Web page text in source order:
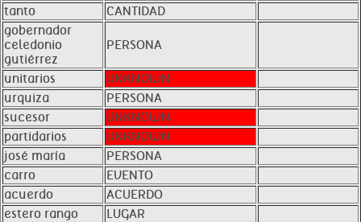
tanto
CANTIDAD
gobernador
celedonio
gutiérrez
PERSONA
unitarios
UNKNOWN
urquiza
PERSONA
sucesor
UNKNOWN
partidarios
UNKNOWN
josé maría
PERSONA
carro
EVENTO
acuerdo
ACUERDO
estero rango
LUGAR